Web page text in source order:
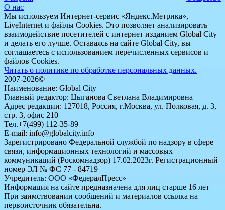
О нас
Мы используем Интернет-сервис «Яндекс.Метрика»,
LiveInternet и файлы Cookies. Это позволяет анализировать
взаимодействие посетителей с интернет изданием Global City
и делать его лучше. Оставаясь на сайте Global City, вы
соглашаетесь с использованием перечисленных сервисов и
файлов Cookies.
Читать о политике по обработке персональных данных.
2007-2026©
Наименование: Global City
Главный редактор: Цыганова Светлана Владимировна
Адрес редакции: 127018, Россия, г.Москва, ул. Полковая, д. 3,
стр. 3, офис 210
Тел.+7(499) 112-35-89
E-mail: info@globalcity.info
Зарегистрировано Федеральной службой по надзору в сфере
связи, информационных технологий и массовых
коммуникаций (Роскомнадзор) 17.02.2023г. Регистрационный
номер ЭЛ № ФС 77 - 84719
Учредитель: ООО «ФедералПресс»
Информация на сайте предназначена для лиц старше 16 лет
При заимствовании сообщений и материалов ссылка на
первоисточник обязательна.